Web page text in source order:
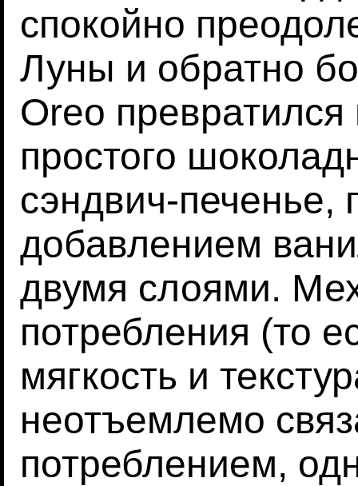
спокойно
Луны и обратно
Oreo превратился
простого
сэндвич-печенье,
добавлением
двумя слоями.
потребления (то
мягкость и
неотъемлемо
потреблением,